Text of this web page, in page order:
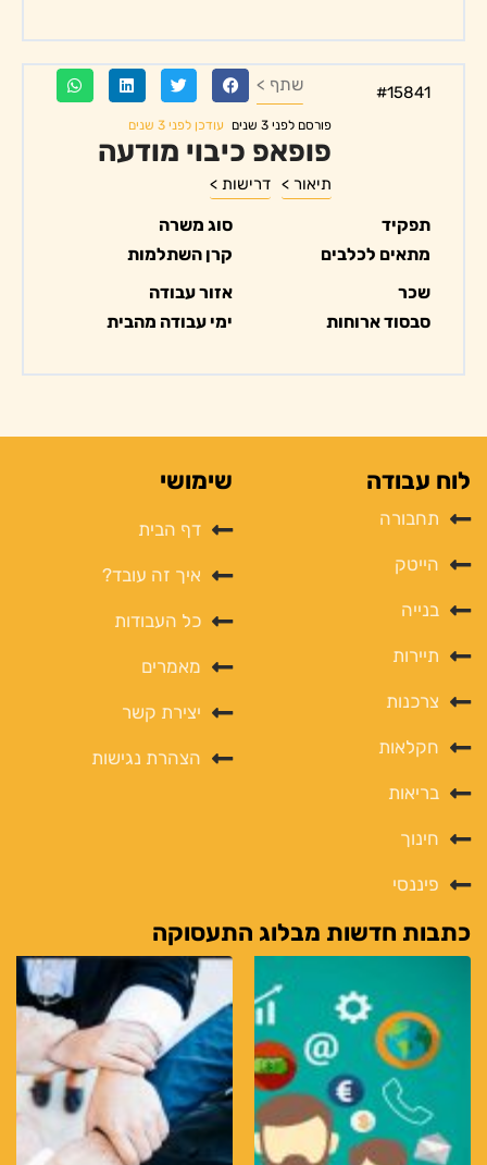
#15841 שתף >
פורסם לפני 3 שנים עודכן לפני 3 שנים
פופאפ כיבוי מודעה
תיאור > דרישות >
תפקיד
מתאים לכלבים
סוג משרה
קרן השתלמות
שכר
סבסוד ארוחות
אזור עבודה
ימי עבודה מהבית
כתבות חדשות מבלוג התעסוקה
שימושי
דף הבית
איך זה עובד?
כל העבודות
מאמרים
יצירת קשר
הצהרת נגישות
לוח עבודה
תחבורה
הייטק
בנייה
תיירות
צרכנות
חקלאות
בריאות
חינוך
פיננסי